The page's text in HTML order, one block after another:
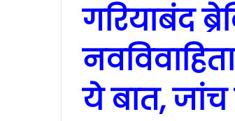
गरियाबंद
ये बात,